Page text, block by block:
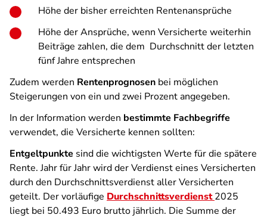
Höhe der bisher erreichten Rentenansprüche
Höhe der Ansprüche, wenn Versicherte weiterhin
Beiträge zahlen, die dem Durchschnitt der letzten
fünf Jahre entsprechen
Zudem werden Rentenprognosen bei möglichen
Steigerungen von ein und zwei Prozent angegeben.
In der Information werden bestimmte Fachbegriffe
verwendet, die Versicherte kennen sollten:
Entgeltpunkte sind die wichtigsten Werte für die spätere
Rente. Jahr für Jahr wird der Verdienst eines Versicherten
durch den Durchschnittsverdienst aller Versicherten
geteilt. Der vorläufige Durchschnittsverdienst2025
liegt bei 50.493 Euro brutto jährlich. Die Summe der